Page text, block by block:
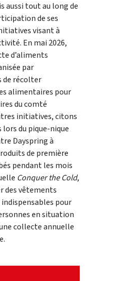
aussi tout au long de
de ses
visant à
En mai 2026,
d’aliments
par
de récolter
alimentaires pour
du comté
initiatives, citons
du pique-nique
Dayspring à
de première
pendant les mois
Conquer the Cold,
des vêtements
pour
en situation
collecte annuelle